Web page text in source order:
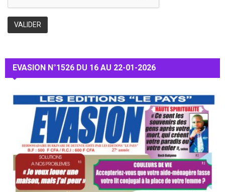
EVASION N°1526 DU 16 AU 22-01-2026